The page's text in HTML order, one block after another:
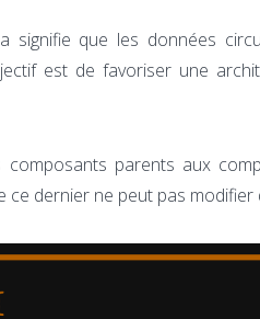
signifie que les données
est de favoriser une
parents aux
dernier ne peut pas